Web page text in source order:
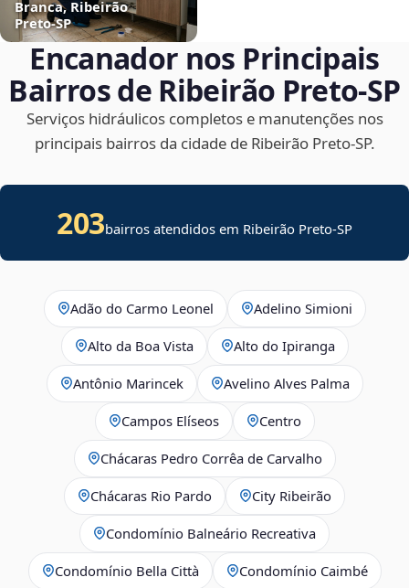
Branca, Ribeirão
Preto‑SP
Encanador nos Principais
Bairros de Ribeirão Preto‑SP
Serviços hidráulicos completos e manutenções nos
principais bairros da cidade de Ribeirão Preto‑SP.
203bairros atendidos em Ribeirão Preto-SP
Adão do Carmo Leonel Adelino Simioni
Alto da Boa Vista Alto do Ipiranga
Antônio Marincek Avelino Alves Palma
Campos Elíseos Centro
Chácaras Pedro Corrêa de Carvalho
Chácaras Rio Pardo City Ribeirão
Condomínio Balneário Recreativa
Condomínio Bella Città Condomínio Caimbé